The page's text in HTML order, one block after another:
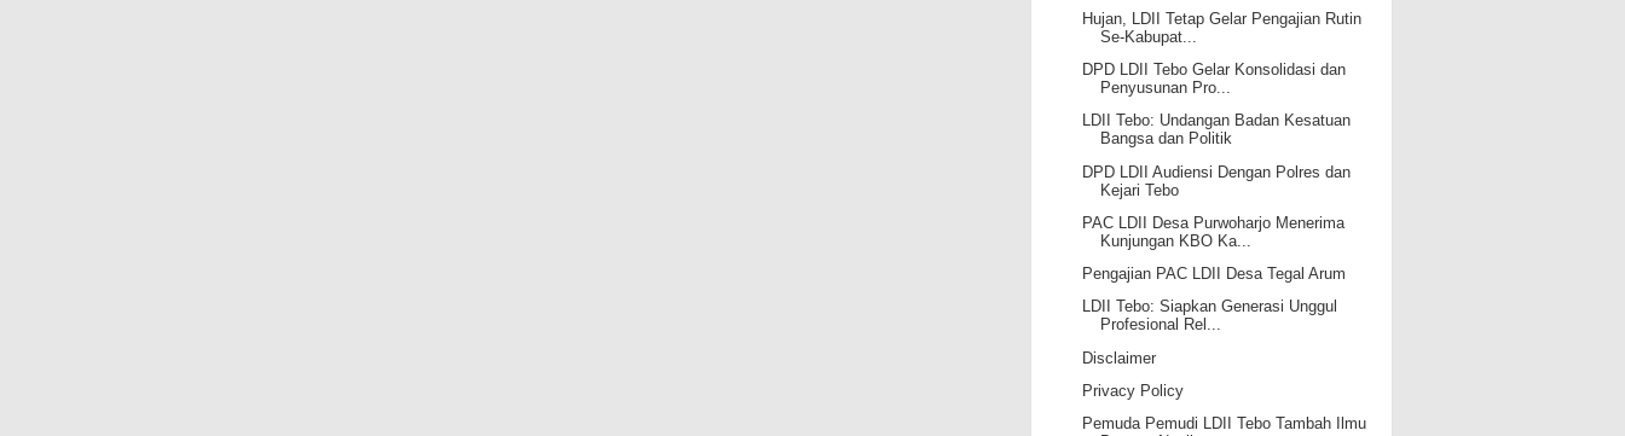
Hujan, LDII Tetap Gelar Pengajian Rutin
Se-Kabupat...
DPD LDII Tebo Gelar Konsolidasi dan
Penyusunan Pro...
LDII Tebo: Undangan Badan Kesatuan
Bangsa dan Politik
DPD LDII Audiensi Dengan Polres dan
Kejari Tebo
PAC LDII Desa Purwoharjo Menerima
Kunjungan KBO Ka...
Pengajian PAC LDII Desa Tegal Arum
LDII Tebo: Siapkan Generasi Unggul
Profesional Rel...
Disclaimer
Privacy Policy
Pemuda Pemudi LDII Tebo Tambah Ilmu